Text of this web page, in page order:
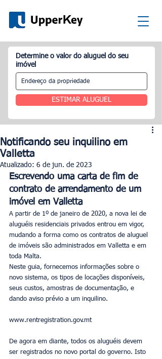
Determine o valor do aluguel do seu
imóvel
ESTIMAR ALUGUEL
Notificando seu inquilino em
Valletta
Atualizado: 6 de jun. de 2023
Escrevendo uma carta de fim de
contrato de arrendamento de um
imóvel em Valletta
A partir de 1º de janeiro de 2020, a nova lei de
aluguéis residenciais privados entrou em vigor,
mudando a forma como os contratos de aluguel
de imóveis são administrados em Valletta e em
toda Malta.
Neste guia, fornecemos informações sobre o
novo sistema, os tipos de locações disponíveis,
seus custos, amostras de documentação, e
dando aviso prévio a um inquilino.
www.rentregistration.gov.mt
De agora em diante, todos os aluguéis devem
ser registrados no novo portal do governo. Isto